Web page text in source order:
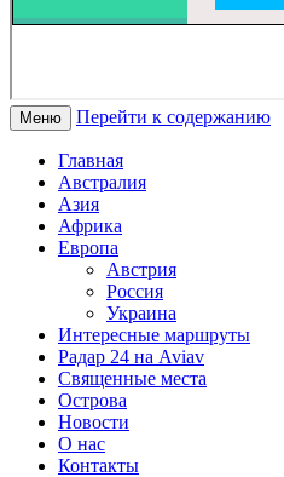
Меню Перейти к содержанию
Главная
Австралия
Азия
Африка
Европа
Австрия
Россия
Украина
Интересные маршруты
Радар 24 на Aviav
Священные места
Острова
Новости
О нас
Контакты